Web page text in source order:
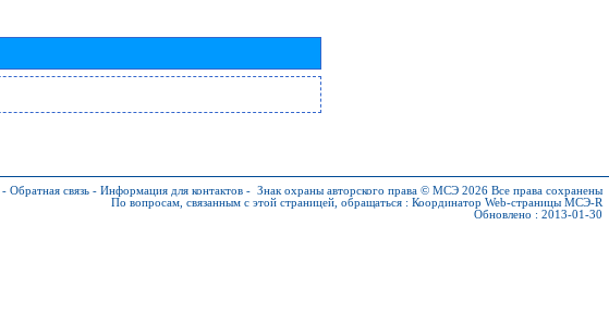
- Обратная связь - Информация для контактов - Знак охраны авторского права © МСЭ 2026 Все права сохранены
По вопросам, связанным с этой страницей, обращаться : Координатор Web-страницы МСЭ-R
Обновлено : 2013-01-30